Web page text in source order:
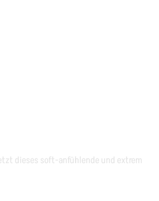
dieses soft-anfühlende und extrem